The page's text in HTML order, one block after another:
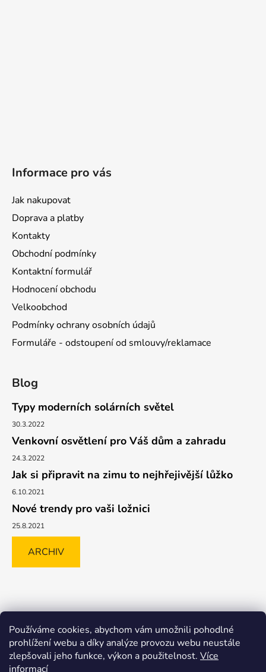
Používáme cookies, abychom vám umožnili pohodlné
prohlížení webu a díky analýze provozu webu neustále
zlepšovali jeho funkce, výkon a použitelnost. Více
informací
Informace pro vás
Jak nakupovat
Doprava a platby
Kontakty
Obchodní podmínky
Kontaktní formulář
Hodnocení obchodu
Velkoobchod
Podmínky ochrany osobních údajů
Formuláře - odstoupení od smlouvy/reklamace
Blog
Typy moderních solárních světel
30.3.2022
Venkovní osvětlení pro Váš dům a zahradu
24.3.2022
Jak si připravit na zimu to nejhřejivější lůžko
6.10.2021
Nové trendy pro vaši ložnici
25.8.2021
ARCHIV
MALL.CZ